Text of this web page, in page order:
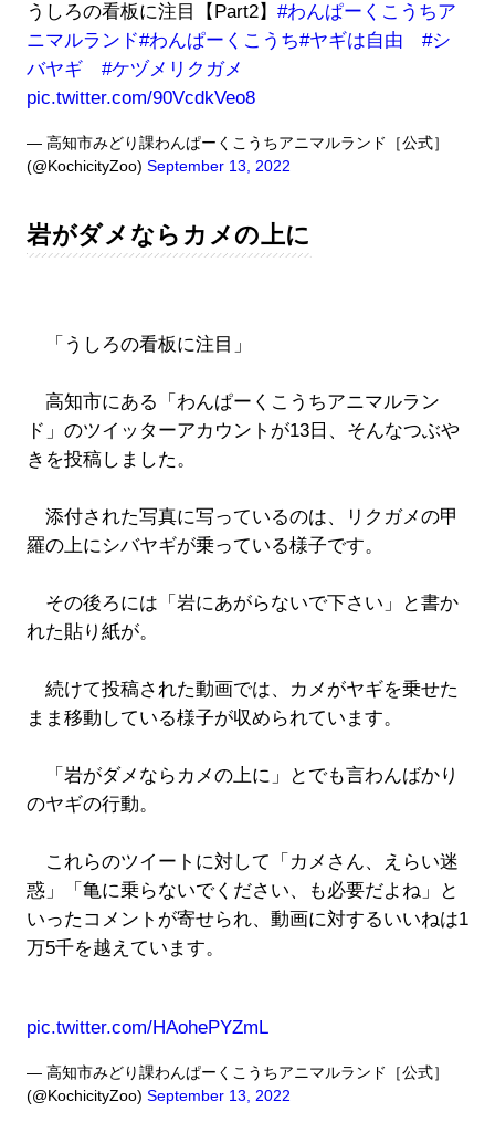
うしろの看板に注目【Part2】 #わんぱーくこうちア
ニマルランド#わんぱーくこうち#ヤギは自由
#シ
バヤギ
#ケヅメリクガメ
pic.twitter.com/90VcdkVeo8
— 高知市みどり課わんぱーくこうちアニマルランド［公式］
(@KochicityZoo) September 13, 2022
岩がダメならカメの上に
「うしろの看板に注目」
高知市にある「わんぱーくこうちアニマルラン
ド」のツイッターアカウントが13日、そんなつぶや
きを投稿しました。
添付された写真に写っているのは、リクガメの甲
羅の上にシバヤギが乗っている様子です。
その後ろには「岩にあがらないで下さい」と書か
れた貼り紙が。
続けて投稿された動画では、カメがヤギを乗せた
まま移動している様子が収められています。
「岩がダメならカメの上に」とでも言わんばかり
のヤギの行動。
これらのツイートに対して「カメさん、えらい迷
惑」「亀に乗らないでください、も必要だよね」と
いったコメントが寄せられ、動画に対するいいねは1
万5千を越えています。
pic.twitter.com/HAohePYZmL
— 高知市みどり課わんぱーくこうちアニマルランド［公式］
(@KochicityZoo) September 13, 2022